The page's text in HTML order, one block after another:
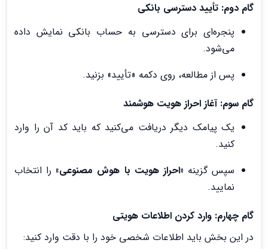
گام دوم: تأیید دسترسی بانکی
پنجره‌ای برای دسترسی به حساب بانکی نمایش داده
می‌شود.
پس از مطالعه، روی دکمه «تأیید» بزنید.
گام سوم: آغاز احراز هویت هوشمند
یک پیامک دیگر دریافت می‌کنید که باید کد آن را وارد
کنید.
سپس گزینه «احراز هویت با هوش مصنوعی»را انتخاب
نمایید.
گام چهارم: وارد کردن اطلاعات هویتی
در این بخش باید اطلاعات شخصی خود را با دقت وارد کنید: